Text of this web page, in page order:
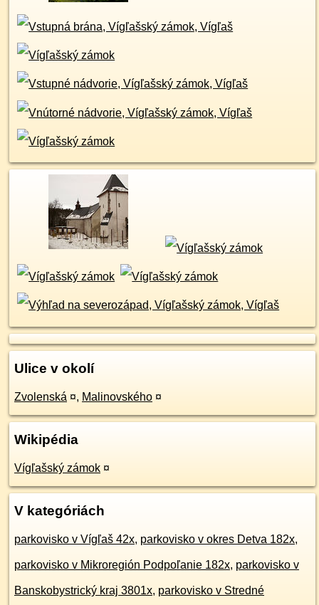
Ulice v okolí
Zvolenská ¤, Malinovského ¤
Wikipédia
Vígľašský zámok ¤
V kategóriách
parkovisko v Vígľaš 42x, parkovisko v okres Detva 182x,
parkovisko v Mikroregión Podpoľanie 182x, parkovisko v
Banskobystrický kraj 3801x, parkovisko v Stredné